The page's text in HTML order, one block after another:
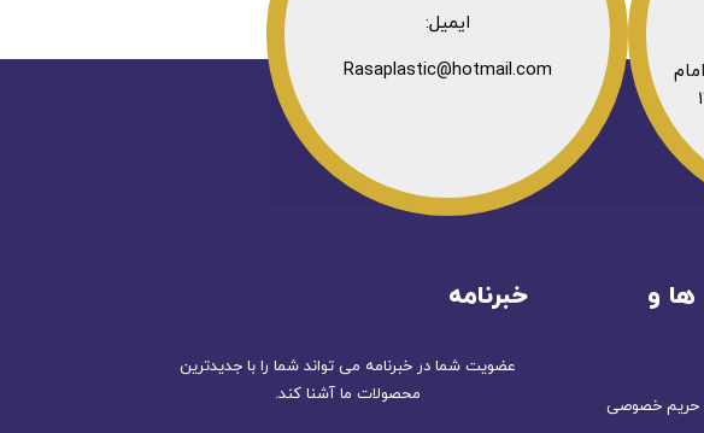
ایمیل:
Rasaplastic@hotmail.com
و
خصوصی
خبرنامه
عضویت شما در خبرنامه می تواند شما را با جدیدترین
محصولات ما آشنا کند.